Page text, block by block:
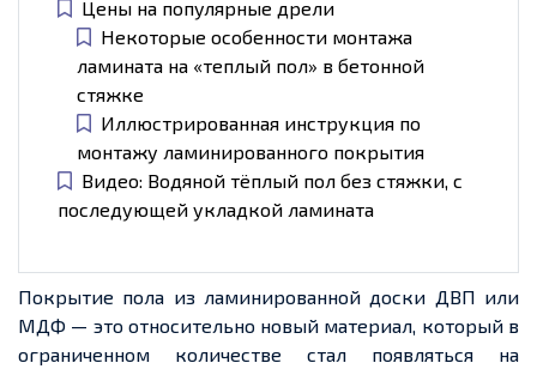
Цены на популярные дрели
Некоторые особенности монтажа
ламината на «теплый пол» в бетонной
стяжке
Иллюстрированная инструкция по
монтажу ламинированного покрытия
Видео: Водяной тёплый пол без стяжки, с
последующей укладкой ламината
Покрытие пола из ламинированной доски ДВП или
МДФ — это относительно новый материал, который в
ограниченном количестве стал появляться на